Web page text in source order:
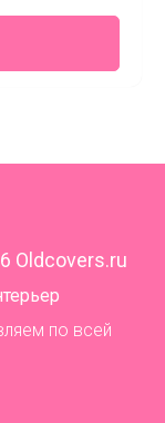
Oldcovers.ru
по всей